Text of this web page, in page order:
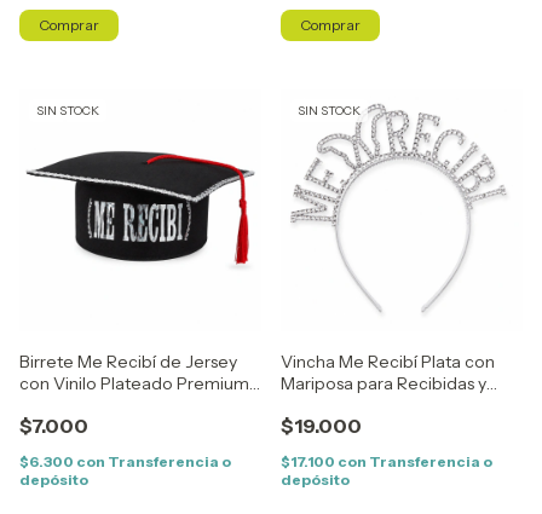
SIN STOCK
Birrete Me Recibí de Jersey
con Vinilo Plateado Premium
$7.000
$6.300 con Transferencia o
depósito
SIN STOCK
Vincha Me Recibí Plata con
Mariposa para Recibidas y
$19.000
$17.100 con Transferencia o
depósito